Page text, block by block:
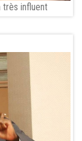
très influent